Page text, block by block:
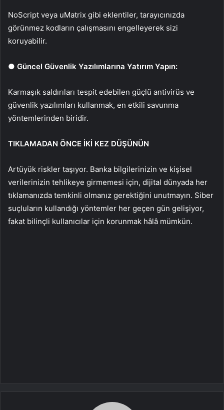
NoScript veya uMatrix gibi eklentiler, tarayıcınızda
görünmez kodların çalışmasını engelleyerek sizi
koruyabilir.
● Güncel Güvenlik Yazılımlarına Yatırım Yapın:
Karmaşık saldırıları tespit edebilen güçlü antivirüs ve
güvenlik yazılımları kullanmak, en etkili savunma
yöntemlerinden biridir.
TIKLAMADAN ÖNCE İKİ KEZ DÜŞÜNÜN
Artüyük riskler taşıyor. Banka bilgilerinizin ve kişisel
verilerinizin tehlikeye girmemesi için, dijital dünyada her
tıklamanızda temkinli olmanız gerektiğini unutmayın. Siber
suçluların kullandığı yöntemler her geçen gün gelişiyor,
fakat bilinçli kullanıcılar için korunmak hâlâ mümkün.